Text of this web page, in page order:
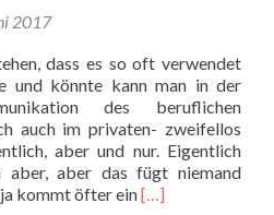
2017
dass es so oft verwendet
und könnte kann man in der
des beruflichen
auch im privaten- zweifellos
aber und nur. Eigentlich
aber das fügt niemand
kommt öfter einRead
[…]